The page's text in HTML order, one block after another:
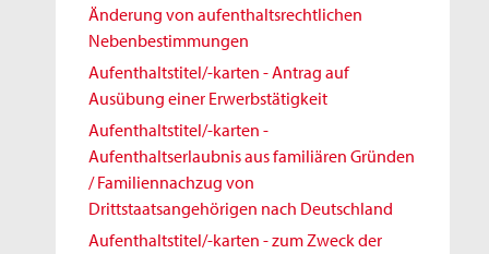
Änderung von aufenthaltsrechtlichen
Nebenbestimmungen
Aufenthaltstitel/-karten - Antrag auf
Ausübung einer Erwerbstätigkeit
Aufenthaltstitel/-karten -
Aufenthaltserlaubnis aus familiären Gründen
/ Familiennachzug von
Drittstaatsangehörigen nach Deutschland
Aufenthaltstitel/-karten - zum Zweck der